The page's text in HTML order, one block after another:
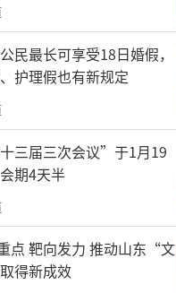
民最长可享受18日婚假，
护理假也有新规定
三届三次会议”于1月19
期4天半
点 靶向发力 推动山东“文
得新成效